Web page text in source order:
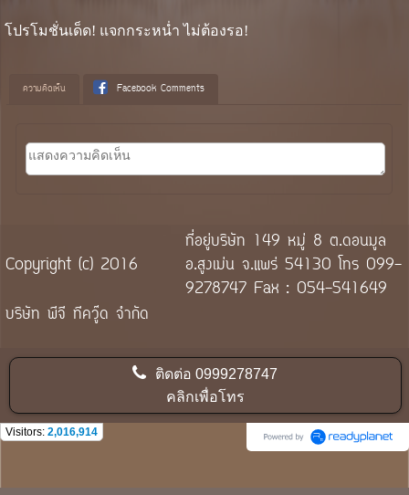
โปรโมชั่นเด็ด! แจกกระหน่ำ ไม่ต้องรอ!
ความคิดเห็น Facebook Comments
Copyright (c) 2016
ที่อยู่บริษัท 149 หมู่ 8 ต.ดอนมูล
อ.สูงเม่น จ.แพร่ 54130 โทร 099-
9278747 Fax : 054-541649
บริษัท พีจี ทีควู๊ด จำกัด
ติดต่อ0999278747
คลิกเพื่อโทร
Visitors: 2,016,914